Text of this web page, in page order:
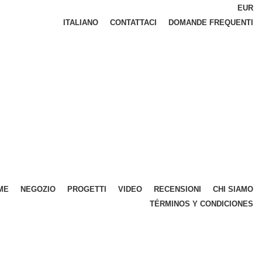
EUR
ITALIANO
CONTATTACI DOMANDE FREQUENTI
NEGOZIO PROGETTI VIDEO RECENSIONI
CHI SIAMO
TÉRMINOS Y CONDICIONES